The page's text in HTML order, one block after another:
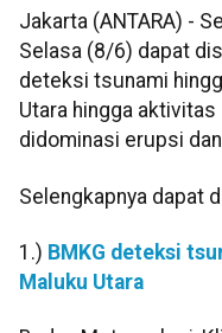
Jakarta (ANTARA) -
Selasa (8/6) dapat
deteksi tsunami
Utara hingga
didominasi erupsi
Selengkapnya dapat
1.) BMKG deteksi
Maluku Utara